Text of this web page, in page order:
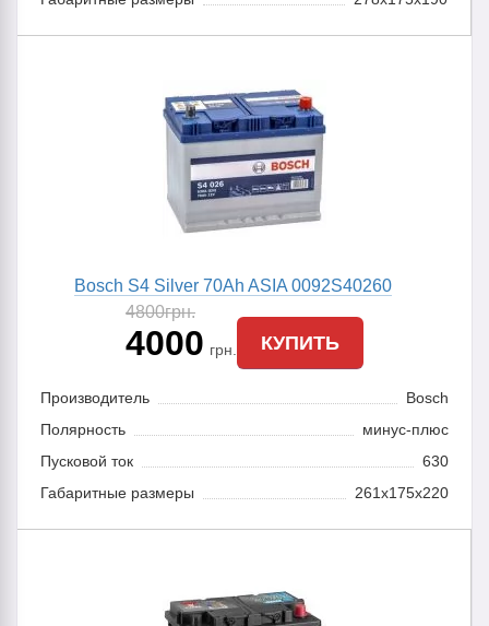
Bosch S4 Silver 70Ah ASIA 0092S40260
4800грн.
4000 грн. КУПИТЬ
Производитель
Bosch
Полярность
минус-плюс
Пусковой ток
630
Габаритные размеры
261x175x220